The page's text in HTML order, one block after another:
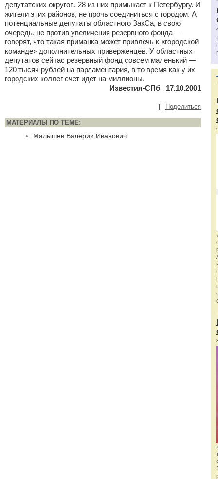
депутатских округов. 28 из них примыкает к Петербургу. И
жители этих районов, не прочь соединиться с городом. А
потенциальные депутаты областного ЗакСа, в свою
очередь, не против увеличения резервного фонда —
говорят, что такая приманка может привлечь к «городской
команде» дополнительных приверженцев. У областных
депутатов сейчас резервный фонд совсем маленький —
120 тысяч рублей на парламентария, в то время как у их
городских коллег счет идет на миллионы.
Известия-СПб , 17.10.2001
Поделиться
МАТЕРИАЛЫ ПО ТЕМЕ:
Малышев Валерий Иванович